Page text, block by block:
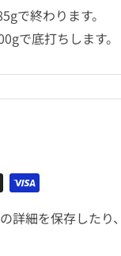
で終わります。
で底打ちします。
詳細を保存したり